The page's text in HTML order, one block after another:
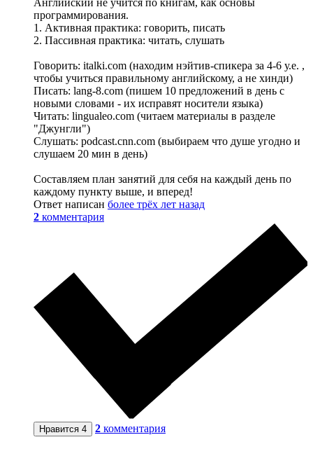
Английский не учится по книгам, как основы
программирования.
1. Активная практика: говорить, писать
2. Пассивная практика: читать, слушать
Говорить: italki.com (находим нэйтив-спикера за 4-6 у.е. ,
чтобы учиться правильному английскому, а не хинди)
Писать: lang-8.com (пишем 10 предложений в день с
новыми словами - их исправят носители языка)
Читать: lingualeo.com (читаем материалы в разделе
"Джунгли")
Слушать: podcast.cnn.com (выбираем что душе угодно и
слушаем 20 мин в день)
Составляем план занятий для себя на каждый день по
каждому пункту выше, и вперед!
Ответ написан более трёх лет назад
2 комментария
Нравится 4 2 комментария